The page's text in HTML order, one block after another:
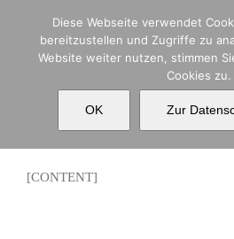
springen
Events template
[CONTENT]
Diese Webseite verwendet
bereitzustellen und Zugriffe zu
Website weiter nutzen, stimmen
Cookies zu.
OK Zur